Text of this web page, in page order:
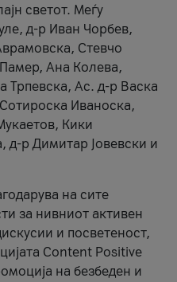
светот. Меѓу
д-р Иван Чорбев,
Стевчо
Ана Колева,
Трпевска, Ас. д-р Васка
Иваноска,
Кики
д-р Димитар Јовевски и
на сите
за нивниот активен
и посветеност,
Content Positive
на безбеден и